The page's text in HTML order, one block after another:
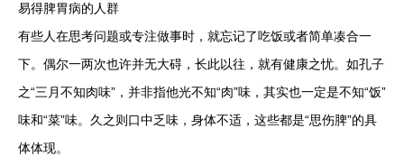
易得脾胃病的人群
有些人在思考问题或专注做事时，就忘记了吃饭或者简单凑合一
下。偶尔一两次也许并无大碍，长此以往，就有健康之忧。如孔子
之“三月不知肉味”，并非指他光不知“肉”味，其实也一定是不知“饭”
味和“菜”味。久之则口中乏味，身体不适，这些都是“思伤脾”的具
体体现。